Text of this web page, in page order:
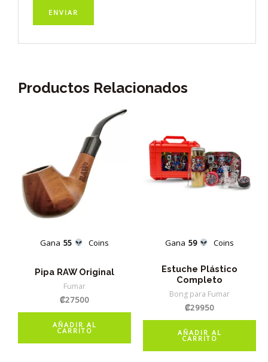
Productos Relacionados
Gana 55 Coins
Pipa RAW Original
Fumar
₡27500
AÑADIR AL
CARRITO
Gana 59 Coins
Estuche Plástico
Completo
Bong para Fumar
₡29950
AÑADIR AL
CARRITO